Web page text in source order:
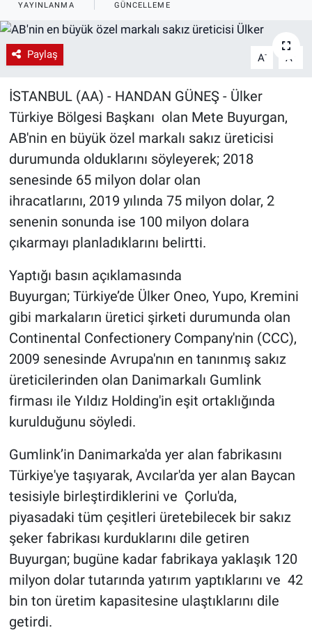
YAYINLANMA GÜNCELLEME
Paylaş A- A
İSTANBUL (AA) - HANDAN GÜNEŞ - Ülker
Türkiye Bölgesi Başkanı olan Mete Buyurgan,
AB'nin en büyük özel markalı sakız üreticisi
durumunda olduklarını söyleyerek; 2018
senesinde 65 milyon dolar olan
ihracatlarını, 2019 yılında 75 milyon dolar, 2
senenin sonunda ise 100 milyon dolara
çıkarmayı planladıklarını belirtti.
Yaptığı basın açıklamasında
Buyurgan; Türkiye’de Ülker Oneo, Yupo, Kremini
gibi markaların üretici şirketi durumunda olan
Continental Confectionery Company'nin (CCC),
2009 senesinde Avrupa'nın en tanınmış sakız
üreticilerinden olan Danimarkalı Gumlink
firması ile Yıldız Holding'in eşit ortaklığında
kurulduğunu söyledi.
Gumlink’in Danimarka'da yer alan fabrikasını
Türkiye'ye taşıyarak, Avcılar'da yer alan Baycan
tesisiyle birleştirdiklerini ve Çorlu'da,
piyasadaki tüm çeşitleri üretebilecek bir sakız
şeker fabrikası kurduklarını dile getiren
Buyurgan; bugüne kadar fabrikaya yaklaşık 120
milyon dolar tutarında yatırım yaptıklarını ve 42
bin ton üretim kapasitesine ulaştıklarını dile
getirdi.